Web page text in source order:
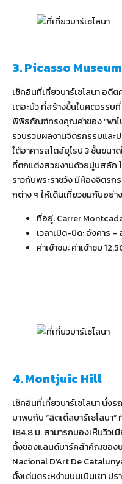
3. Picasso Museum
เช็คอินที่เที่ยวบาร์เซโลนา อดี
เตอะนัว ที่สร้างขึ้นในศตวรรษ
พิพิธภัณฑ์ทรงคุณค่าของ “พาโ
รวบรวมผลงานจิตรกรรมและ
ใต้อาคารสไตล์ยุโรป 3 ชั้นขน
ที่ตกแต่งสวยงามด้วยปูนสลัก
ราวกับพระราชวัง มีห้องจิตรก
กต่าง ๆ ให้เดินเที่ยวชมกันอย่า
ที่อยู่: Carrer
เวลาเปิด-ปิด: อังคาร
ค่าเข้าชม: ค่าเข้าชม
4. Montjuic Hill
เช็คอินที่เที่ยวบาร์เซโลนา นั่ง
มาพบกับ “ลิตเติ้ลบาร์เซโลนา
184.8 ม. สามารถมองเห็นวิวเ
ตั้งของแลนด์มาร์คสำคัญของบ
Nacional D’Art De
ตั้งเด่นตระหง่านบนเนินเขา ป